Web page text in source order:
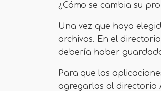
¿Cómo se cambia su
Una vez que haya
archivos. En el
debería haber
Para que las
agregarlas al directorio